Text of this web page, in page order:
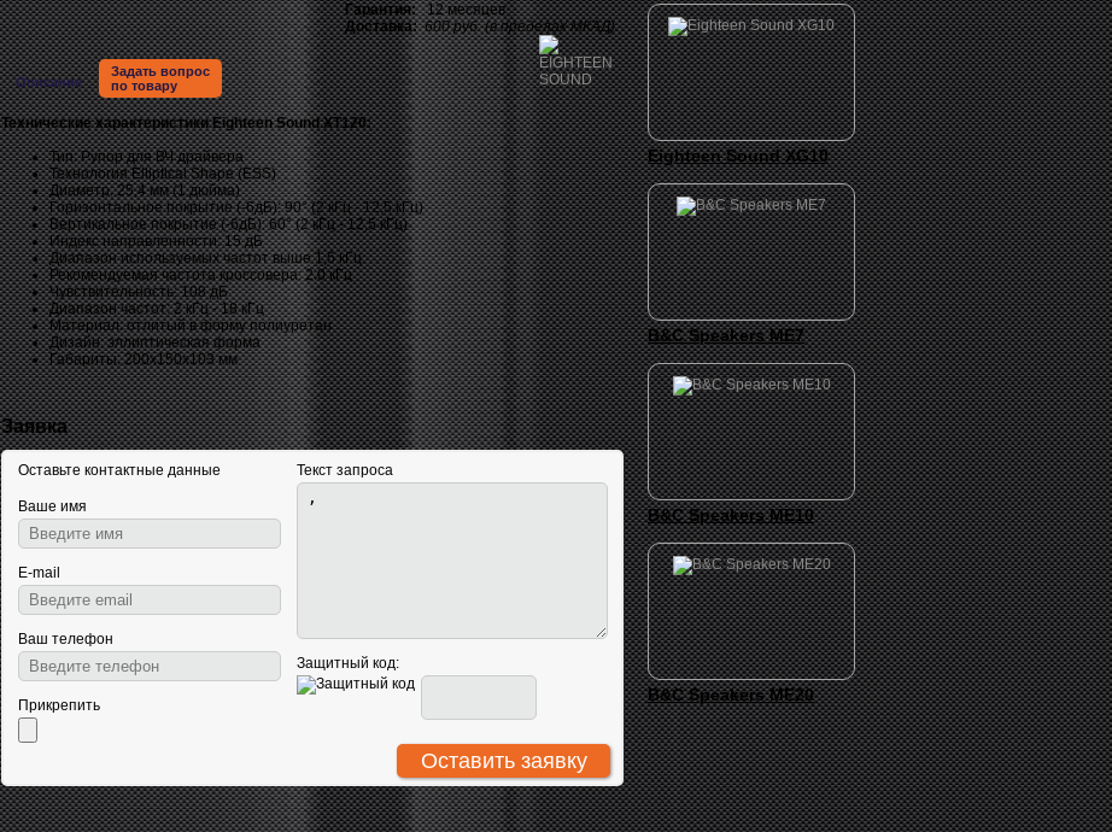
Гарантия:12 месяцев
Доставка: 600 руб. (в пределах МКАД)
Описание
Задать вопрос
по товару
Технические характеристики Eighteen Sound XT120:
Тип: Рупор для ВЧ драйвера
Технология Elliptical Shape (ESS)
Диаметр: 25,4 мм (1 дюйма)
Горизонтальное покрытие (-6дБ): 90° (2 кГц - 12,5 кГц)
Вертикальное покрытие (-6дБ): 60° (2 кГц - 12,5 кГц)
Индекс направленности: 15 дБ
Диапазон используемых частот выше 1,5 кГц
Рекомендуемая частота кроссовера: 2.0 кГц
Чувствительность: 108 дБ
Диапазон частот: 2 кГц - 18 кГц
Материал: отлитый в форму полиуретан
Дизайн: эллиптическая форма
Габариты: 200x150x103 мм
Заявка
Оставьте контактные данные
Ваше имя
E-mail
Ваш телефон
Прикрепить
Текст запроса
Защитный код:
Eighteen Sound XG10
B&C Speakers ME7
B&C Speakers ME10
B&C Speakers ME20